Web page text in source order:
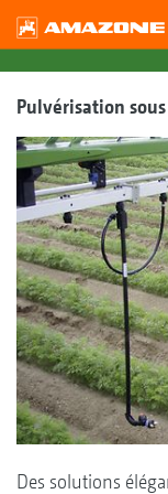
Pulvérisation
Des solutions